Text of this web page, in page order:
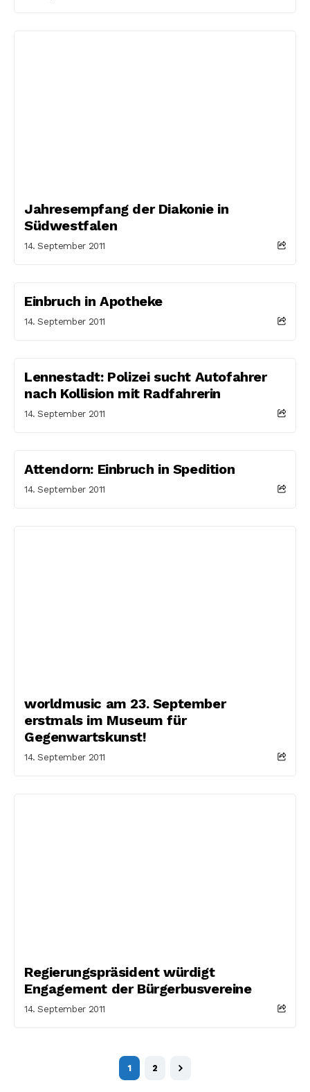
Jahresempfang der Diakonie in
Südwestfalen
14. September 2011
Einbruch in Apotheke
14. September 2011
Lennestadt: Polizei sucht Autofahrer
nach Kollision mit Radfahrerin
14. September 2011
Attendorn: Einbruch in Spedition
14. September 2011
worldmusic am 23. September
erstmals im Museum für
Gegenwartskunst!
14. September 2011
Regierungspräsident würdigt
Engagement der Bürgerbusvereine
14. September 2011
1 2